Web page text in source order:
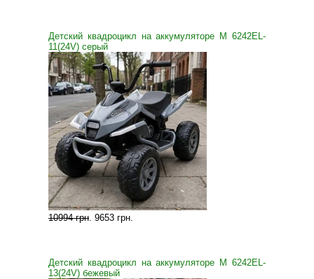
Детский квадроцикл на аккумуляторе M 6242EL-
11(24V) серый
10994 грн. 9653 грн.
Детский квадроцикл на аккумуляторе M 6242EL-
13(24V) бежевый